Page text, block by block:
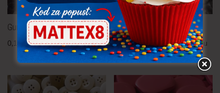
Gumb – 10 mm
0,10 € uključ. PDV po komadu
Gumb – 15 mm
0,15€ uključ. PDV po komadu